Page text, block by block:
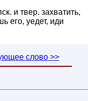
и твер. захватить,
его, уедет, иди
слово >>